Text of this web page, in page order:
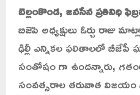
బెల్లంకొండ, జనసేన ప్రతినిధి
బిజెపి అధ్యక్షులు ఓర్చు
ఢిల్లీ ఎన్నికల ఫలితాలలో
సంతోషం గా ఉందన్నారు,
సంవత్సరాల తరువాత